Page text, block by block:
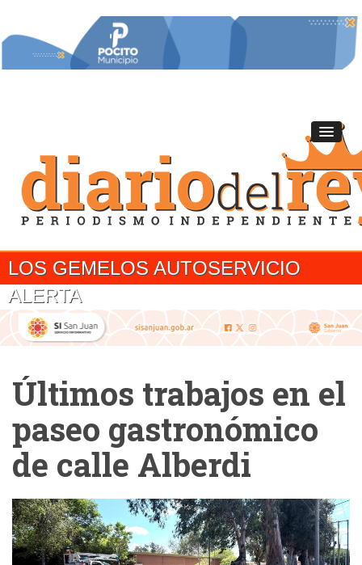
LOS GEMELOS AUTOSERVICIO
ALERTA
Últimos trabajos en el
paseo gastronómico
de calle Alberdi